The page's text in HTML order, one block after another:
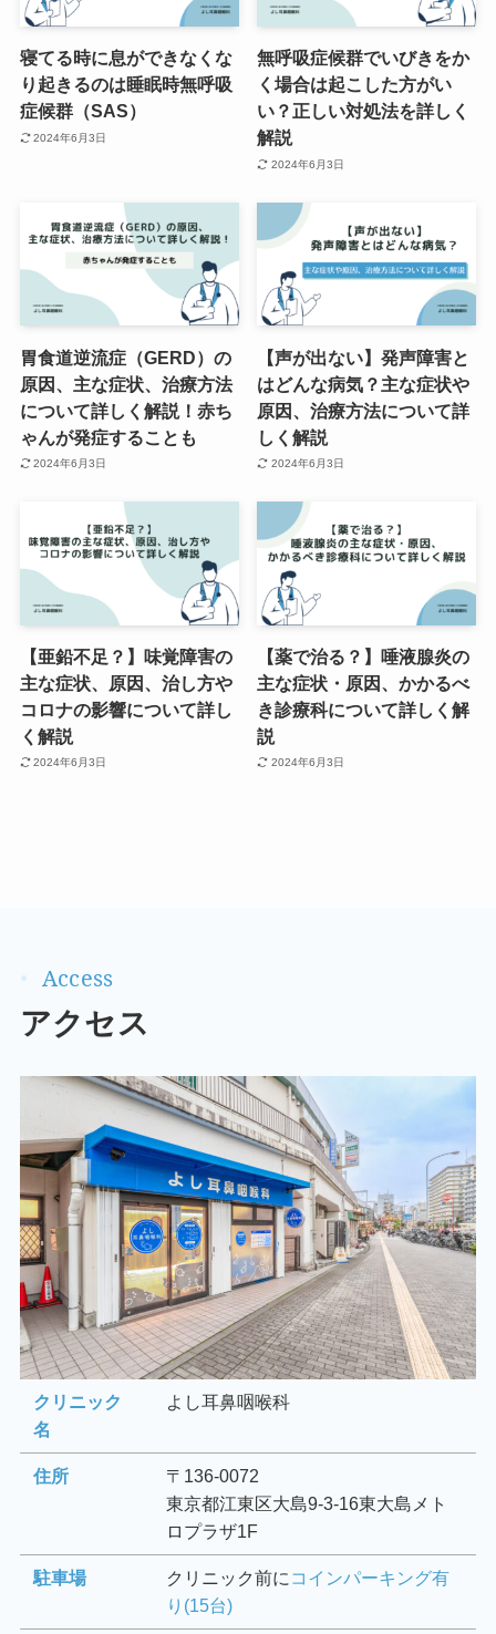
寝てる時に息ができなくな
り起きるのは睡眠時無呼吸
症候群（SAS）
2024年6月3日
無呼吸症候群でいびきをか
く場合は起こした方がい
い？正しい対処法を詳しく
解説
2024年6月3日
胃食道逆流症（GERD）の
原因、主な症状、治療方法
について詳しく解説！赤ち
ゃんが発症することも
2024年6月3日
【声が出ない】発声障害と
はどんな病気？主な症状や
原因、治療方法について詳
しく解説
2024年6月3日
【亜鉛不足？】味覚障害の
主な症状、原因、治し方や
コロナの影響について詳し
く解説
2024年6月3日
【薬で治る？】唾液腺炎の
主な症状・原因、かかるべ
き診療科について詳しく解
説
2024年6月3日
アクセス
クリニック
名
よし耳鼻咽喉科
住所
〒136-0072
東京都江東区大島9-3-16東大島メト
ロプラザ1F
駐車場 クリニック前に コインパーキング有
り(15台)